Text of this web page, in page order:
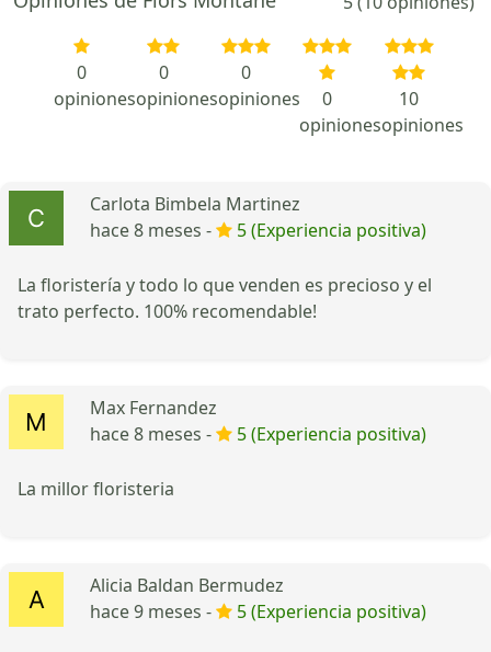
0
opiniones
0
opiniones
0
opiniones
0
opiniones
10
opiniones
Carlota Bimbela Martinez
hace 8 meses -
5 (Experiencia positiva)
La floristería y todo lo que venden es precioso y el
trato perfecto. 100% recomendable!
Max Fernandez
hace 8 meses -
5 (Experiencia positiva)
La millor floristeria
Alicia Baldan Bermudez
hace 9 meses -
5 (Experiencia positiva)